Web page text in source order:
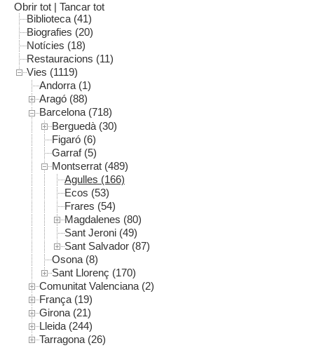
Obrir tot | Tancar tot
Biblioteca (41)
Biografies (20)
Notícies (18)
Restauracions (11)
Vies (1119)
Andorra (1)
Aragó (88)
Barcelona (718)
Berguedà (30)
Figaró (6)
Garraf (5)
Montserrat (489)
Agulles (166)
Ecos (53)
Frares (54)
Magdalenes (80)
Sant Jeroni (49)
Sant Salvador (87)
Osona (8)
Sant Llorenç (170)
Comunitat Valenciana (2)
França (19)
Girona (21)
Lleida (244)
Tarragona (26)